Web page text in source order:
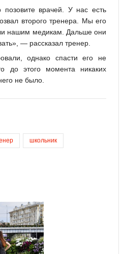
позовите врачей. У нас есть
второго тренера. Мы его
нашим медикам. Дальше они
— рассказал тренер.
однако спасти его не
до этого момента никаких
не было.
школьник